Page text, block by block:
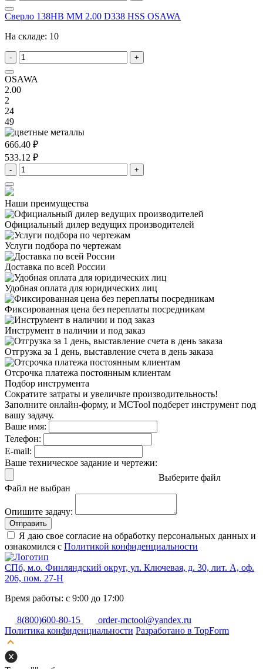
Сверло 138HB MM 2.00 D338 HSS OSAWA
На складе: 10
- +
OSAWA
2.00
2
24
49
666.40 ₽
533.12 ₽
- +
Наши преимущества
Официальный дилер ведущих производителей
Услуги подбора по чертежам
Доставка по всей России
Удобная оплата для юридических лиц
Фиксированная цена без переплаты посредникам
Инструмент в наличии и под заказ
Отгрузка за 1 день, выставление счета в день заказа
Отсрочка платежа постоянным клиентам
Подбор инструмента
Сократите затраты и увеличьте производительность!
Заполните онлайн-форму, и MCTool подберет инструмент под
вашу задачу.
Ваше имя:
Телефон:
E-mail:
Ваше техническое задание и чертежи:
Выберите файл
Файл не выбран
Опишите задачу:
Отправить
Я даю свое согласие на обработку персональных данных и
ознакомился с Политикой конфиденциальности
СПб, м.о. Финляндский округ, ул. Ключевая, д. 30, лит. А, оф.
206, пом. 27-Н
Время работы: с 9:00 до 17:00
8(800)600-80-15
order-mctool@yandex.ru
Политика конфиденциальности Разработано в TopForm